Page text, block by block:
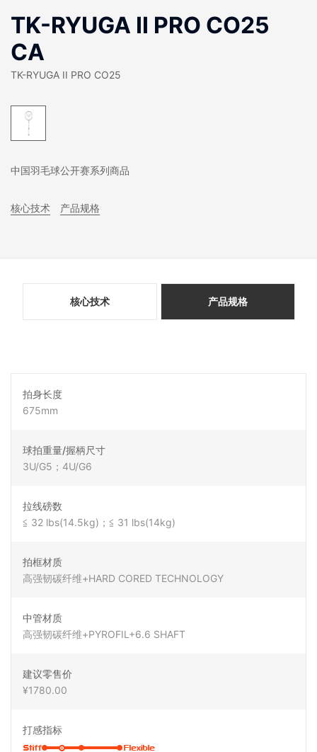
TK-RYUGA II PRO CO25
CA
TK-RYUGA II PRO CO25
中国羽毛球公开赛系列商品
核心技术 产品规格
核心技术 产品规格
拍身长度
675mm
球拍重量/握柄尺寸
3U/G5；4U/G6
拉线磅数
≦ 32 lbs(14.5kg)；≦ 31 lbs(14kg)
拍框材质
高强韧碳纤维+HARD CORED TECHNOLOGY
中管材质
高强韧碳纤维+PYROFIL+6.6 SHAFT
建议零售价
¥1780.00
打感指标